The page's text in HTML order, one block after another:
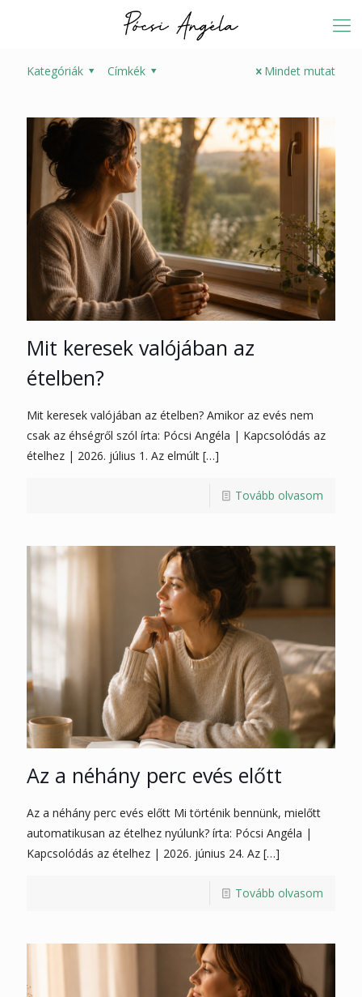
Kategóriák Címkék Mindet mutat
Mit keresek valójában az
ételben?
Mit keresek valójában az ételben? Amikor az evés nem
csak az éhségről szól írta: Pócsi Angéla | Kapcsolódás az
ételhez | 2026. július 1. Az elmúlt […]
Tovább olvasom
Az a néhány perc evés előtt
Az a néhány perc evés előtt Mi történik bennünk, mielőtt
automatikusan az ételhez nyúlunk? írta: Pócsi Angéla |
Kapcsolódás az ételhez | 2026. június 24. Az […]
Tovább olvasom